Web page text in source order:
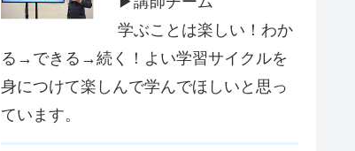
学ぶことは楽しい！わか
る→できる→続く！よい学習サイクルを
身につけて楽しんで学んでほしいと思っ
ています。